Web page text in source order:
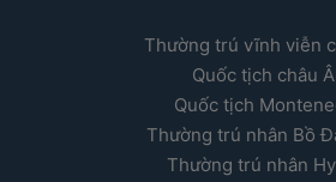
Thường trú vĩnh viễn
Quốc tịch châu
Quốc tịch
Thường trú nhân Bồ
Thường trú nhân